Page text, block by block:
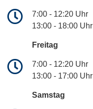
7:00 - 12:20 Uhr
13:00 - 18:00 Uhr
Freitag
7:00 - 12:20 Uhr
13:00 - 17:00 Uhr
Samstag